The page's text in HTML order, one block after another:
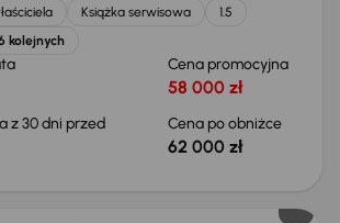
Książka serwisowa
1.5
kolejnych
Cena promocyjna
58 000 zł
z 30 dni przed
Cena po obniżce
62 000 zł